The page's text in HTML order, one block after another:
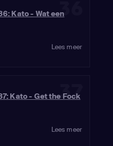
36
Kato - Wat een
Lees meer
37
Kato - Get the Fock
Lees meer